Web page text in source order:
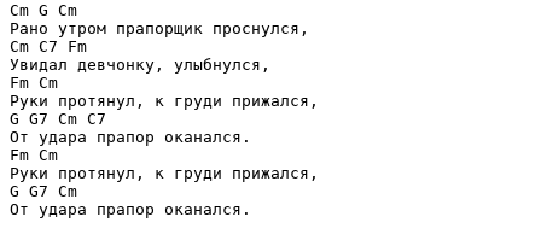
Cm G Cm
Рано утром прапорщик проснулся,
Cm C7 Fm
Увидал девчонку, улыбнулся,
Fm Cm
Руки протянул, к груди прижался,
G G7 Cm C7
От удара прапор оканался.
Fm Cm
Руки протянул, к груди прижался,
G G7 Cm
От удара прапор оканался.